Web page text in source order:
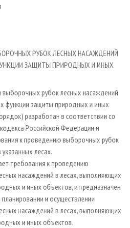
РУБОК ЛЕСНЫХ НАСАЖДЕНИЙ
ЗАЩИТЫ ПРИРОДНЫХ И ИНЫХ
рубок лесных насаждений
функции защиты природных и иных
разработан в соответствии со
Российской Федерации и
к проведению выборочных рубок
лесах.
требования к проведению
насаждений в лесах, выполняющих
и иных объектов, и предназначен
и осуществлении
насаждений в лесах, выполняющих
и иных объектов.